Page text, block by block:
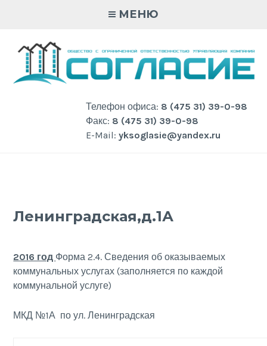
МЕНЮ
Телефон офиса: 8 (475 31) 39-0-98
Факс: 8 (475 31) 39-0-98
E-Mail: yksoglasie@yandex.ru
Ленинградская,д.1А
2016 год Форма 2.4. Сведения об оказываемых
коммунальных услугах (заполняется по каждой
коммунальной услуге)
МКД №1А по ул. Ленинградская